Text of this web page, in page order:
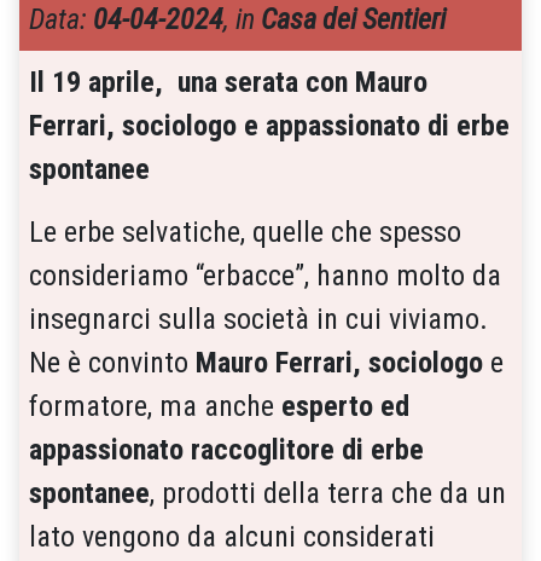
Data: 04-04-2024, in Casa dei Sentieri
Il 19 aprile, una serata con Mauro
Ferrari, sociologo e appassionato di erbe
spontanee
Le erbe selvatiche, quelle che spesso
consideriamo “erbacce”, hanno molto da
insegnarci sulla società in cui viviamo.
Ne è convinto Mauro Ferrari, sociologo e
formatore, ma anche esperto ed
appassionato raccoglitore di erbe
spontanee, prodotti della terra che da un
lato vengono da alcuni considerati